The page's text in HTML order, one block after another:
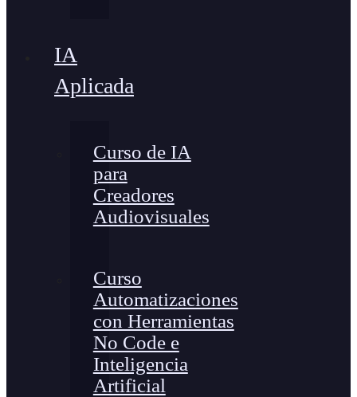
IA
Aplicada
Curso de IA
para
Creadores
Audiovisuales
Curso
Automatizaciones
con Herramientas
No Code e
Inteligencia
Artificial